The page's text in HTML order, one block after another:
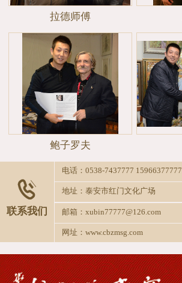
拉德师傅
鲍子罗夫

联系我们
电话：0538-7437777 15966377777
地址：泰安市红门文化广场
邮箱：xubin77777@126.com
网址：www.cbzmsg.com